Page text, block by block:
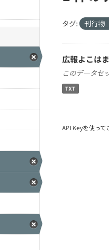
タグ: 刊行物
広報よこは
このデータセ
TXT
API Keyを使って